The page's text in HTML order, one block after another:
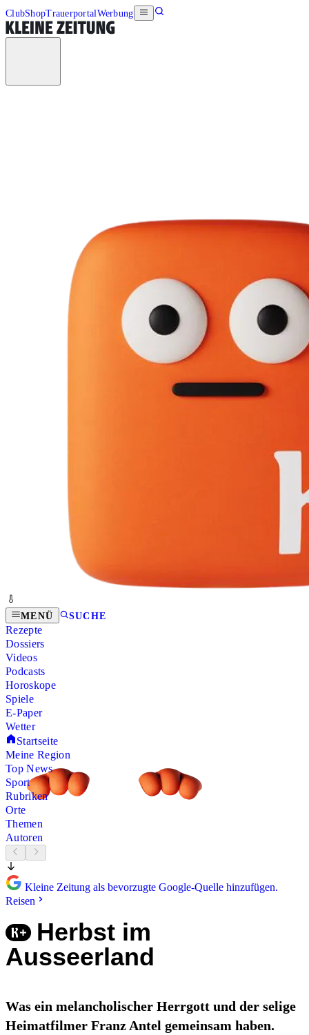
ClubShopTrauerportalWerbung
MENÜ SUCHE
Rezepte
Dossiers
Videos
Podcasts
Horoskope
Spiele
E-Paper
Wetter
Startseite
Meine Region
Top News
Sport
Rubriken
Orte
Themen
Autoren
Kleine Zeitung als bevorzugte Google-Quelle hinzufügen.
Reisen
Herbst im
Ausseerland
Was ein melancholischer Herrgott und der selige
Heimatfilmer Franz Antel gemeinsam haben.